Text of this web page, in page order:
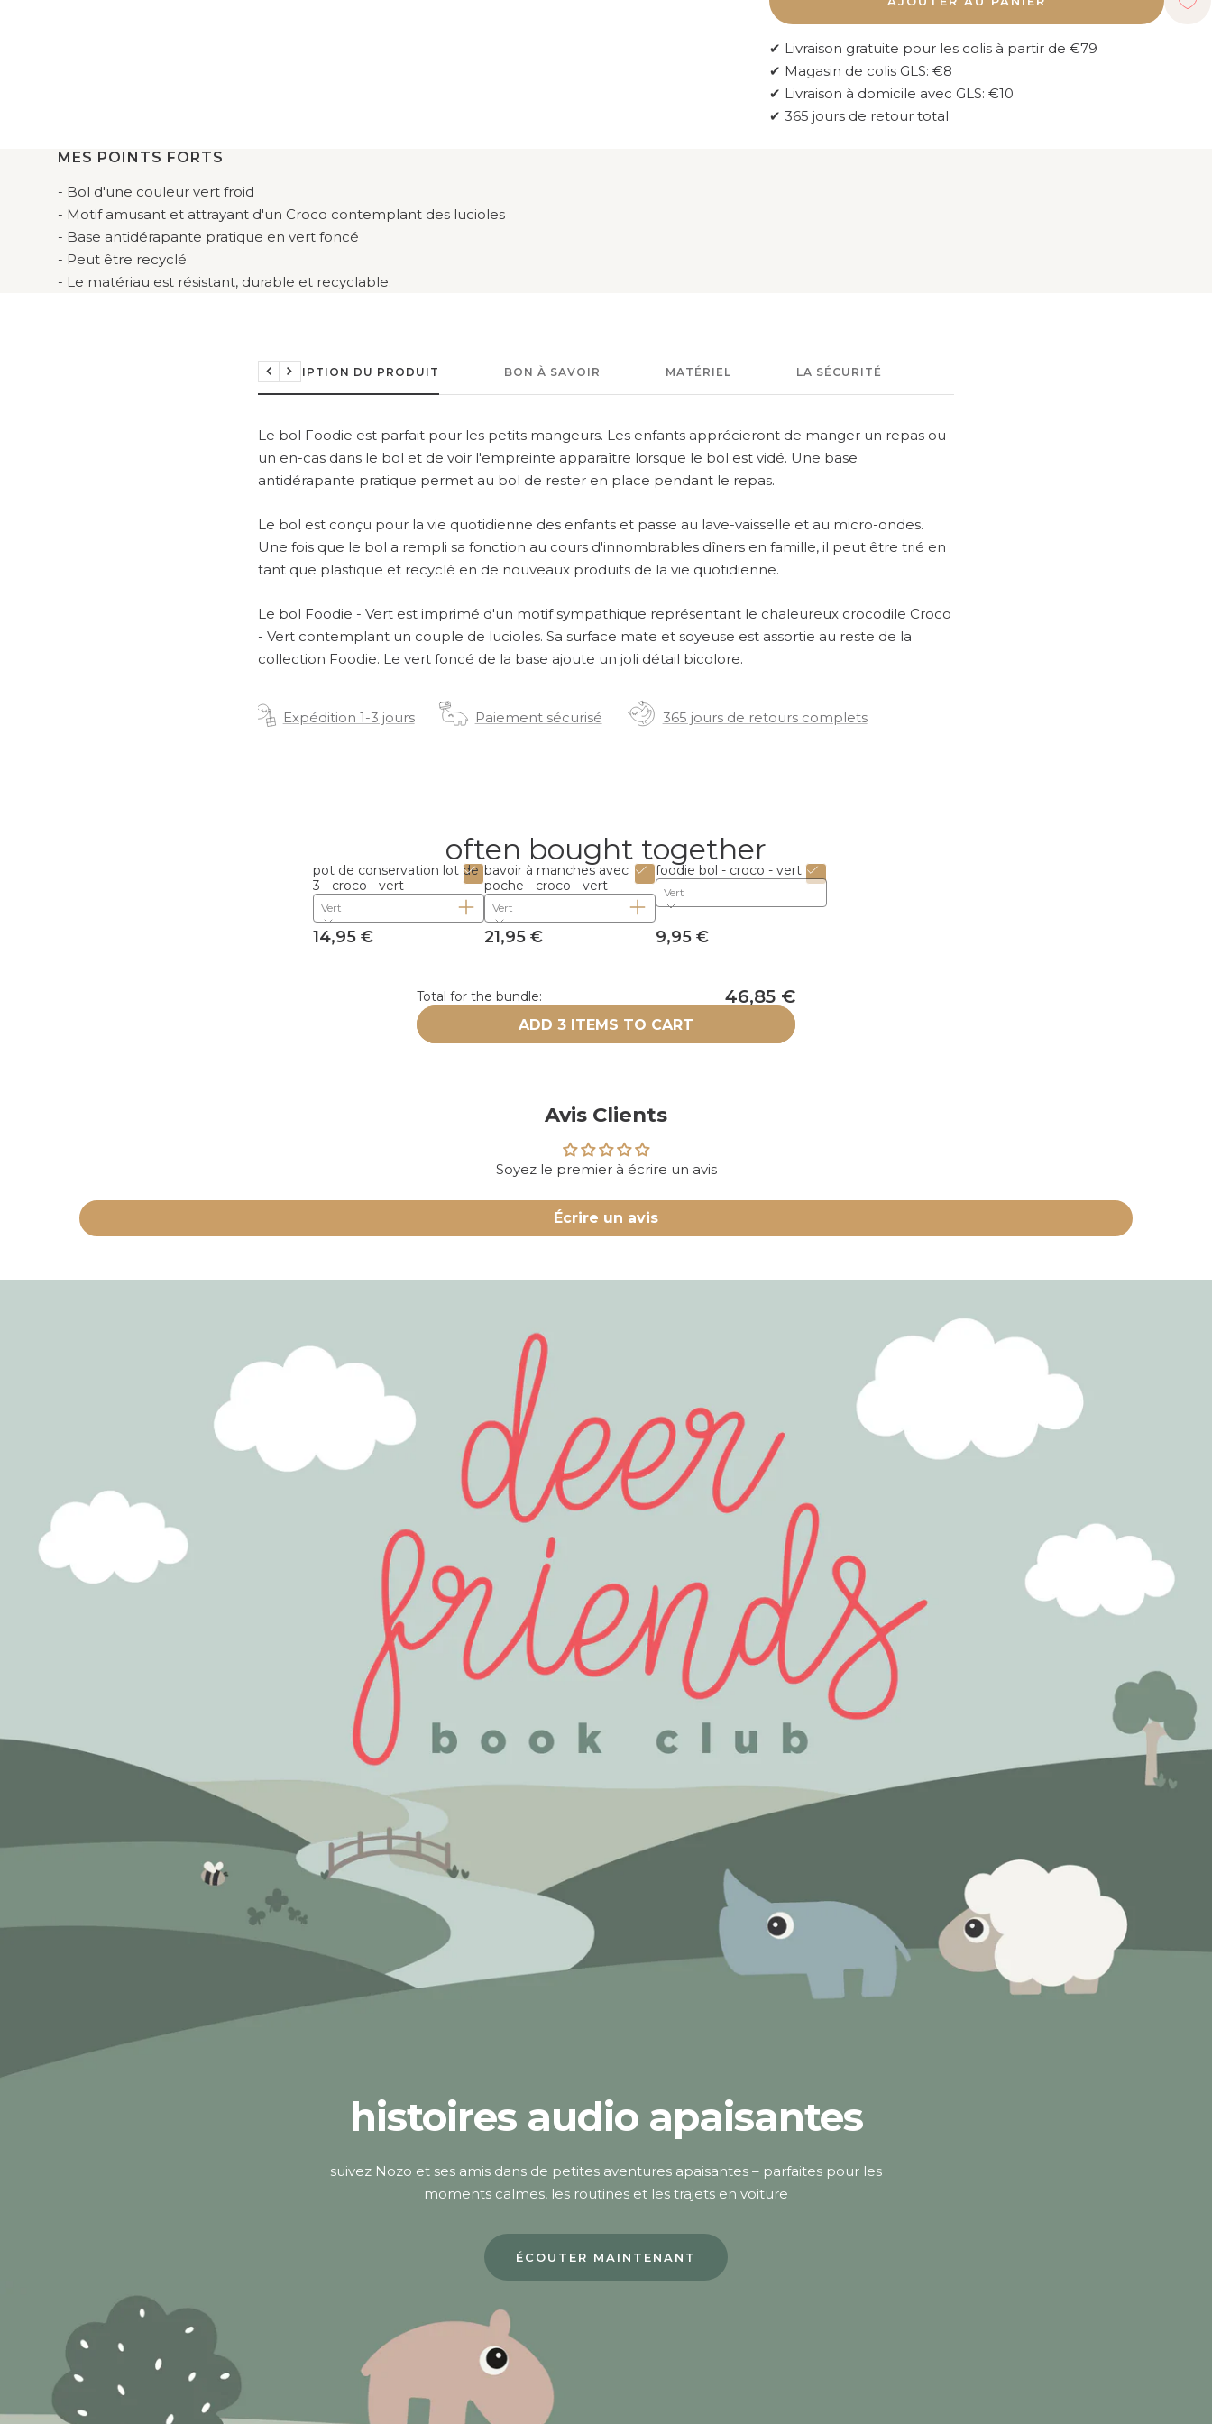
✔ Livraison gratuite pour les colis à partir de €79
✔ Magasin de colis GLS: €8
✔ Livraison à domicile avec GLS: €10
✔ 365 jours de retour total
MES POINTS FORTS
- Bol d'une couleur vert froid
- Motif amusant et attrayant d'un Croco contemplant des lucioles
- Base antidérapante pratique en vert foncé
- Peut être recyclé
- Le matériau est résistant, durable et recyclable.
DESCRIPTION DU PRODUIT BON À SAVOIR MATÉRIEL LA SÉCURITÉ
Précédent
Suivant
Le bol Foodie est parfait pour les petits mangeurs. Les enfants apprécieront de manger un repas ou
un en-cas dans le bol et de voir l'empreinte apparaître lorsque le bol est vidé. Une base
antidérapante pratique permet au bol de rester en place pendant le repas.
Le bol est conçu pour la vie quotidienne des enfants et passe au lave-vaisselle et au micro-ondes.
Une fois que le bol a rempli sa fonction au cours d'innombrables dîners en famille, il peut être trié en
tant que plastique et recyclé en de nouveaux produits de la vie quotidienne.
Le bol Foodie - Vert est imprimé d'un motif sympathique représentant le chaleureux crocodile Croco
- Vert contemplant un couple de lucioles. Sa surface mate et soyeuse est assortie au reste de la
collection Foodie. Le vert foncé de la base ajoute un joli détail bicolore.
Expédition 1-3 jours Paiement sécurisé 365 jours de retours complets
often bought together
pot de conservation lot de
3 - croco - vert
Vert
14,95 €
bavoir à manches avec
poche - croco - vert
Vert
21,95 €
foodie bol - croco - vert
Vert
9,95 €
Total for the bundle: 46,85 €
ADD 3 ITEMS TO CART
Avis Clients
Soyez le premier à écrire un avis
Écrire un avis
histoires audio apaisantes
suivez Nozo et ses amis dans de petites aventures apaisantes – parfaites pour les
moments calmes, les routines et les trajets en voiture
ÉCOUTER MAINTENANT